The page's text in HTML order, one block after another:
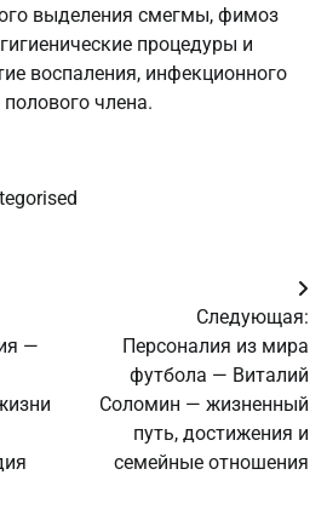
выделения смегмы, фимоз
процедуры и
воспаления, инфекционного
члена.
—
Следующая:
Персоналия из мира
футбола — Виталий
Соломин — жизненный
путь, достижения и
семейные отношения